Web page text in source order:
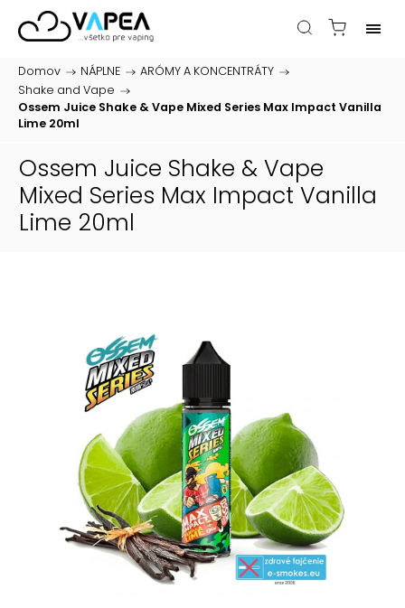
Domov / NÁPLNE / ARÓMY A KONCENTRÁTY /
Shake and Vape /
Ossem Juice Shake & Vape Mixed Series Max Impact Vanilla
Lime 20ml
Ossem Juice Shake & Vape
Mixed Series Max Impact Vanilla
Lime 20ml